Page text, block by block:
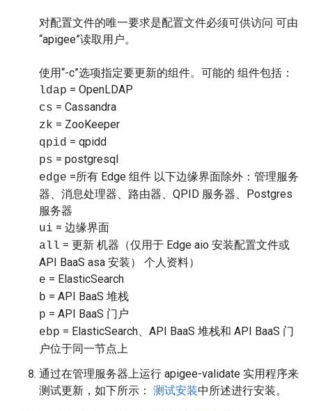
对配置文件的唯一要求是配置文件必须可供访问 可由
“apigee”读取用户。
使用“-c”选项指定要更新的组件。可能的 组件包括：
ldap = OpenLDAP
cs = Cassandra
zk = ZooKeeper
qpid = qpidd
ps = postgresql
edge =所有 Edge 组件 以下边缘界面除外：管理服务
器、消息处理器、路由器、QPID 服务器、Postgres
服务器
ui = 边缘界面
all = 更新 机器（仅用于 Edge aio 安装配置文件或
API BaaS asa 安装） 个人资料）
e = ElasticSearch
b = API BaaS 堆栈
p = API BaaS 门户
ebp = ElasticSearch、API BaaS 堆栈和 API BaaS 门
户位于同一节点上
通过在管理服务器上运行 apigee-validate 实用程序来
测试更新，如下所示： 测试安装中所述进行安装。